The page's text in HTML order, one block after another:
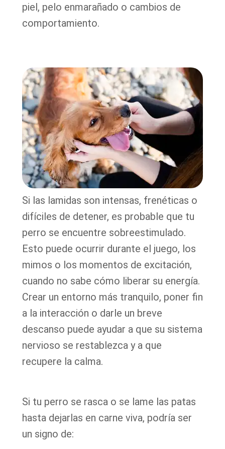
piel, pelo enmarañado o cambios de
comportamiento.
Si las lamidas son intensas, frenéticas o
difíciles de detener, es probable que tu
perro se encuentre sobreestimulado.
Esto puede ocurrir durante el juego, los
mimos o los momentos de excitación,
cuando no sabe cómo liberar su energía.
Crear un entorno más tranquilo, poner fin
a la interacción o darle un breve
descanso puede ayudar a que su sistema
nervioso se restablezca y a que
recupere la calma.
Si tu perro se rasca o se lame las patas
hasta dejarlas en carne viva, podría ser
un signo de: